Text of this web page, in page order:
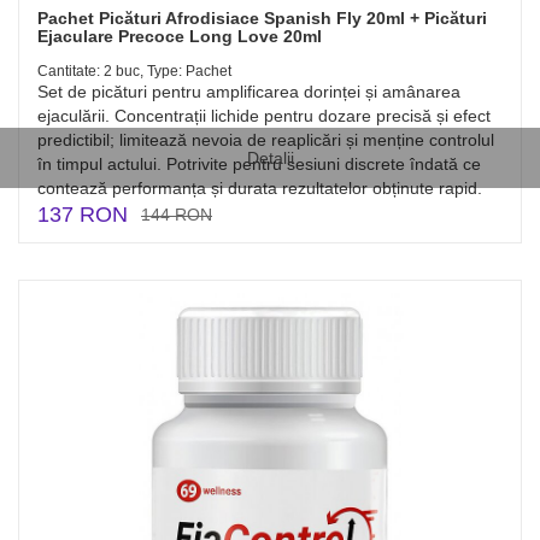
Detalii
Pachet Picături Afrodisiace Spanish Fly 20ml + Picături
Ejaculare Precoce Long Love 20ml
Cantitate: 2 buc, Type: Pachet
Set de picături pentru amplificarea dorinței și amânarea
ejaculării. Concentrații lichide pentru dozare precisă și efect
predictibil; limitează nevoia de reaplicări și menține controlul
în timpul actului. Potrivite pentru sesiuni discrete îndată ce
contează performanța și durata rezultatelor obținute rapid.
137 RON 144 RON